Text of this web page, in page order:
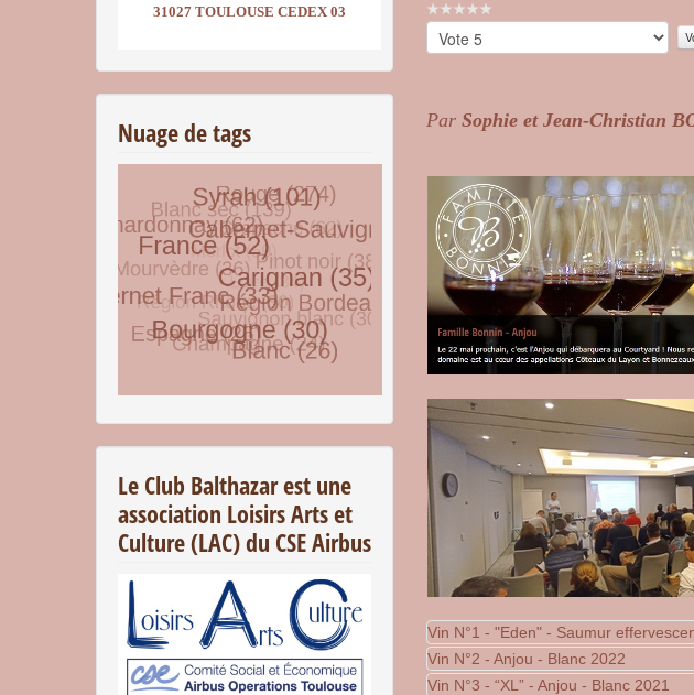
31027 TOULOUSE CEDEX 03
Nuage de tags
Le Club Balthazar est une
association Loisirs Arts et
Culture (LAC) du CSE Airbus
Vote
utilisateur:
Veuillez
voter
Par Sophie et Jean-Christian
Vin N°1 - "Eden" - Saumur
Vin N°2 - Anjou - Blanc 2022
Vin N°3 - “XL” - Anjou - Blanc 2021